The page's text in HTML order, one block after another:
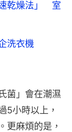
乾燥法」 室
洗衣機
菌」會在潮濕
5小時以上，
更麻煩的是，